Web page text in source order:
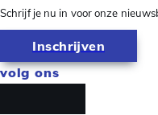
Schrijf je nu in voor onze
Inschrijven
volg ons